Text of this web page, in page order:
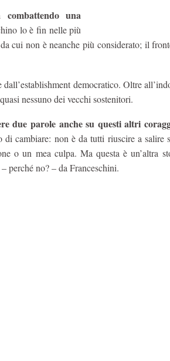
combattendo una
lo è fin nelle più
cui non è neanche più considerato; il
dall’establishment democratico. Oltre
nessuno dei vecchi sostenitori.
due parole anche su questi altri
di cambiare: non è da tutti riuscire a salire
o un mea culpa. Ma questa è un’altra
perché no? – da Franceschini.